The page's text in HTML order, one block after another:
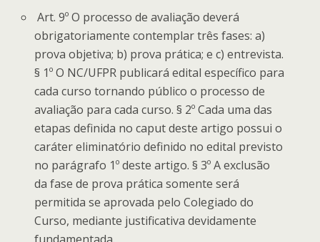
Art. 9º O processo de avaliação deverá
obrigatoriamente contemplar três fases: a)
prova objetiva; b) prova prática; e c) entrevista.
§ 1º O NC/UFPR publicará edital específico para
cada curso tornando público o processo de
avaliação para cada curso. § 2º Cada uma das
etapas definida no caput deste artigo possui o
caráter eliminatório definido no edital previsto
no parágrafo 1º deste artigo. § 3º A exclusão
da fase de prova prática somente será
permitida se aprovada pelo Colegiado do
Curso, mediante justificativa devidamente
fundamentada.